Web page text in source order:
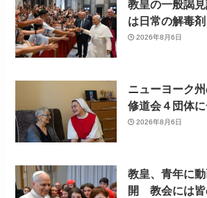
教皇の一般謁
は日常の解毒剤
2026年8月6日
ニューヨーク
修道会４団体
2026年8月6日
教皇、青年に
開 教会には皆